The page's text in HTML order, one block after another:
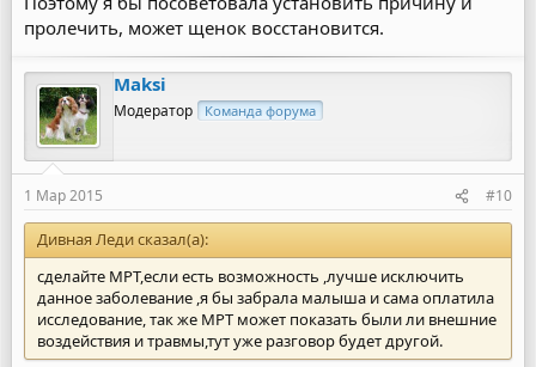
пролечить, может щенок восстановится.
Maksi
Модератор Команда форума
1 Мар 2015 #10
Дивная Леди сказал(а):
сделайте МРТ,если есть возможность ,лучше исключить
данное заболевание ,я бы забрала малыша и сама оплатила
исследование, так же МРТ может показать были ли внешние
воздействия и травмы,тут уже разговор будет другой.